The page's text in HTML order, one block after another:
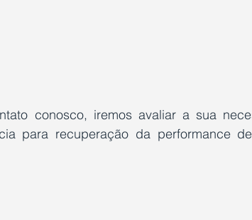
conosco, iremos avaliar a sua
para recuperação da performance